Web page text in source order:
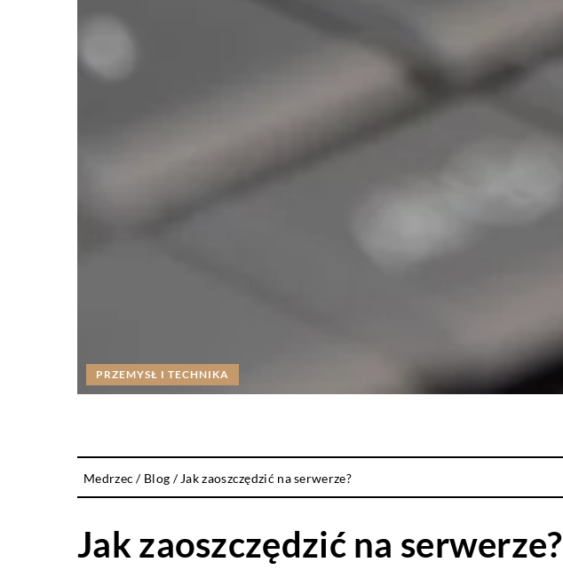
PRZEMYSŁ I TECHNIKA
Medrzec / Blog / Jak zaoszczędzić na serwerze?
Jak zaoszczędzić na serwerze?